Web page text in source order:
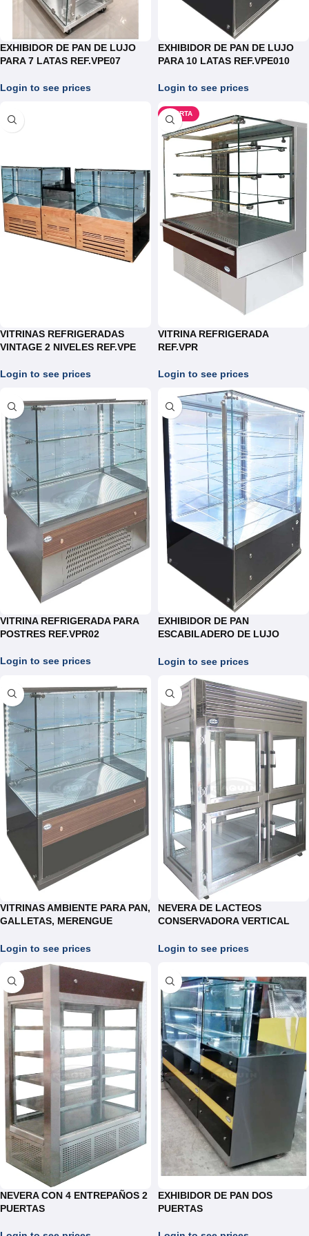
EXHIBIDOR DE PAN DE LUJO
PARA 7 LATAS REF.VPE07
Login to see prices
EXHIBIDOR DE PAN DE LUJO
PARA 10 LATAS REF.VPE010
Login to see prices
VITRINAS REFRIGERADAS
VINTAGE 2 NIVELES REF.VPE
Login to see prices
OFERTA
VITRINA REFRIGERADA
REF.VPR
Login to see prices
VITRINA REFRIGERADA PARA
POSTRES REF.VPR02
Login to see prices
EXHIBIDOR DE PAN
ESCABILADERO DE LUJO
Login to see prices
VITRINAS AMBIENTE PARA PAN,
GALLETAS, MERENGUE
Login to see prices
NEVERA DE LACTEOS
CONSERVADORA VERTICAL
Login to see prices
NEVERA CON 4 ENTREPAÑOS 2
PUERTAS
EXHIBIDOR DE PAN DOS
PUERTAS